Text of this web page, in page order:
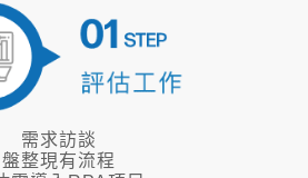
需求訪談
盤整現有流程